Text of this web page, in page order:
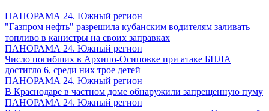
ПАНОРАМА 24. Южный регион
"Газпром нефть" разрешила кубанским водителям заливать
топливо в канистры на своих заправках
ПАНОРАМА 24. Южный регион
Число погибших в Архипо-Осиповке при атаке БПЛА
достигло 6, среди них трое детей
ПАНОРАМА 24. Южный регион
В Краснодаре в частном доме обнаружили запрещенную пуму
ПАНОРАМА 24. Южный регион